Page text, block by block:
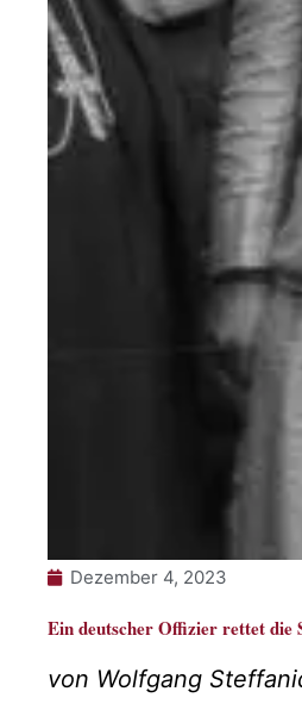
Dezember 4, 2023
Ein deutscher Offizier rettet die
von Wolfgang